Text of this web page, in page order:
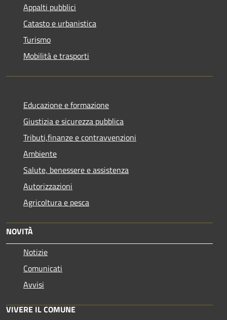
Appalti pubblici
Catasto e urbanistica
Turismo
Mobilità e trasporti
Educazione e formazione
Giustizia e sicurezza pubblica
Tributi,finanze e contravvenzioni
Ambiente
Salute, benessere e assistenza
Autorizzazioni
Agricoltura e pesca
NOVITÀ
Notizie
Comunicati
Avvisi
VIVERE IL COMUNE